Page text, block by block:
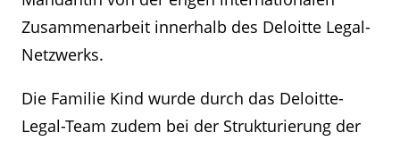
Zusammenarbeit innerhalb des Deloitte Legal-
Netzwerks.
Die Familie Kind wurde durch das Deloitte-
Legal-Team zudem bei der Strukturierung der